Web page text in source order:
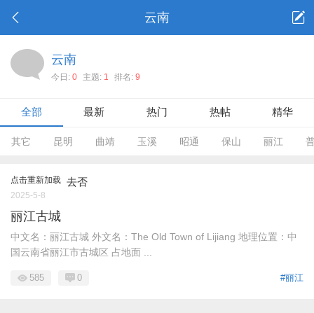
云南
云南
今日: 0 主题: 1 排名: 9
全部 最新 热门 热帖 精华
其它 昆明 曲靖 玉溪 昭通 保山 丽江
点击重新加载 去否
2025-5-8
丽江古城
中文名：丽江古城 外文名：The Old Town of Lijiang 地理位置：中
国云南省丽江市古城区 占地面 ...
#丽江
585 0